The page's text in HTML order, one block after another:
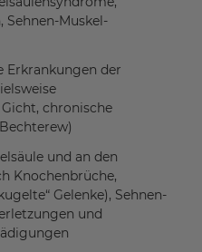
Sehnen-Muskel-
Erkrankungen der
chronische
und an den
Knochenbrüche,
Gelenke), Sehnen-
und